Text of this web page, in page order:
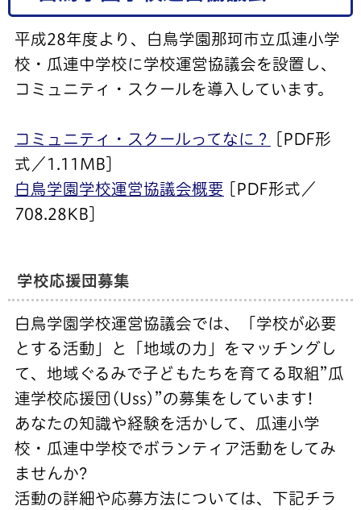
平成28年度より、白鳥学園那珂市立瓜連小学
校・瓜連中学校に学校運営協議会を設置し、
コミュニティ・スクールを導入しています。
コミュニティ・スクールってなに？
[PDF形
式／1.11MB]
白鳥学園学校運営協議会概要 [PDF形式／
708.28KB]
学校応援団募集
白鳥学園学校運営協議会では、「学校が必要
とする活動」と「地域の力」をマッチングし
て、地域ぐるみで子どもたちを育てる取組”瓜
連学校応援団(Uss)”の募集をしています!
あなたの知識や経験を活かして、瓜連小学
校・瓜連中学校でボランティア活動をしてみ
ませんか?
活動の詳細や応募方法については、下記チラ